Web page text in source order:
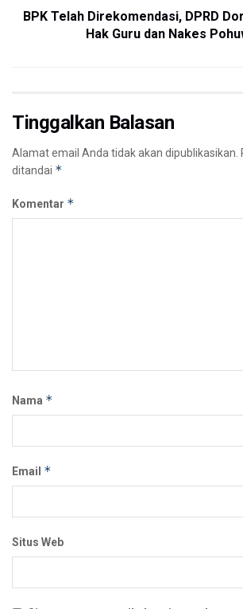
BPK Telah Direkomendasi, DPRD
Hak Guru dan Nakes
Tinggalkan Balasan
Alamat email Anda tidak akan dipublikasikan.
ditandai *
Komentar *
Nama *
Email *
Situs Web